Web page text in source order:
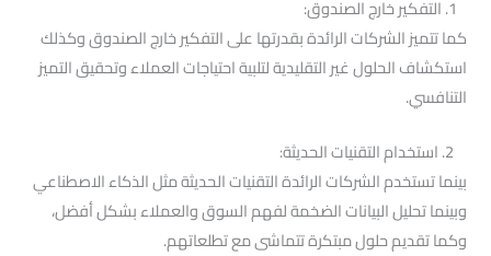
كما تتميز الشركات الرائدة بقدرتها على التفكير خارج الصندوق وكذلك
استكشاف الحلول غير التقليدية لتلبية احتياجات العملاء وتحقيق التميز
التنافسي.
بينما تستخدم الشركات الرائدة التقنيات الحديثة مثل الذكاء الاصطناعي
وبينما تحليل البيانات الضخمة لفهم السوق والعملاء بشكل أفضل،
وكما تقديم حلول مبتكرة تتماشى مع تطلعاتهم.